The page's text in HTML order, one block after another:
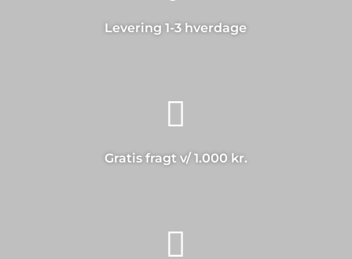
Levering 1-3 hverdage

Gratis fragt v/ 1.000 kr.
